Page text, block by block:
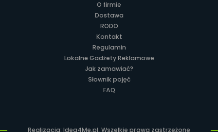
O firmie
Dostawa
RODO
Kontakt
Regulamin
Lokalne Gadżety Reklamowe
Jak zamawiać?
Słownik pojęć
FAQ
Realizacja: Idea4Me.pl, Wszelkie prawa zastrzeżone